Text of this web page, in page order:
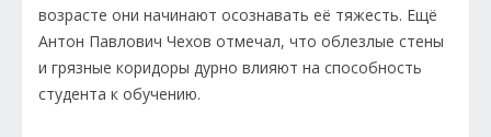
возрасте они начинают осознавать её тяжесть. Ещё
Антон Павлович Чехов отмечал, что облезлые стены
и грязные коридоры дурно влияют на способность
студента к обучению.